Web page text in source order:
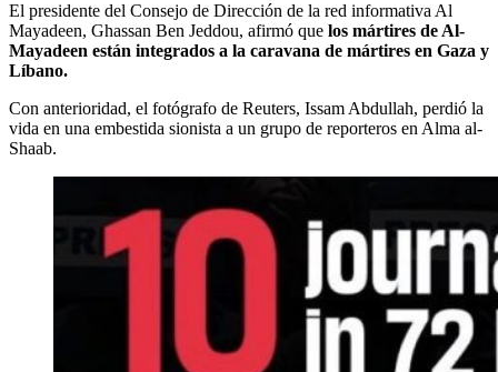
El presidente del Consejo de Dirección de la red informativa Al
Mayadeen, Ghassan Ben Jeddou, afirmó que los mártires de Al-
Mayadeen están integrados a la caravana de mártires en Gaza y
Líbano.
Con anterioridad, el fotógrafo de Reuters, Issam Abdullah, perdió la
vida en una embestida sionista a un grupo de reporteros en Alma al-
Shaab.